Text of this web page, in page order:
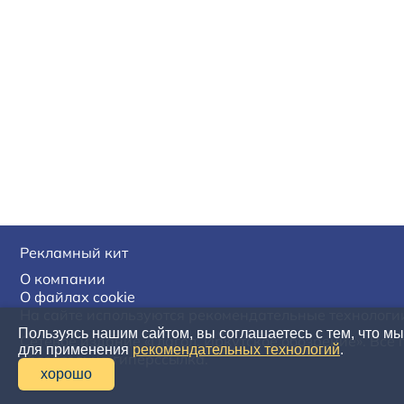
Рекламный кит
О компании
О файлах cookie
Сетевое издание «Глагол. Иркутское обозрение».
обязательна гиперссылка.
16+
Пользуясь нашим сайтом, вы соглашаетесь с тем, что
для применения рекомендательных технологий.
хорошо